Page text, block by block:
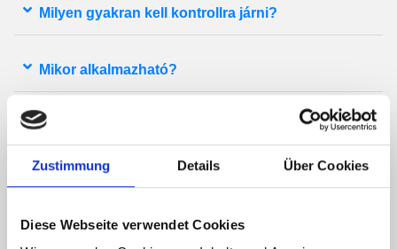
Zustimmung Details Über Cookies
Diese Webseite verwendet Cookies
Milyen gyakran kell kontrollra járni?
Mikor alkalmazható?
Nem fogok tőle furcsán beszélni?
Nem színeződnek vagy törnek el a sínek?
Számíthatok fájdalomra a kezelés alatt?